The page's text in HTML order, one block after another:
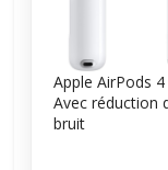
Apple AirPods 4
Avec réduction
bruit